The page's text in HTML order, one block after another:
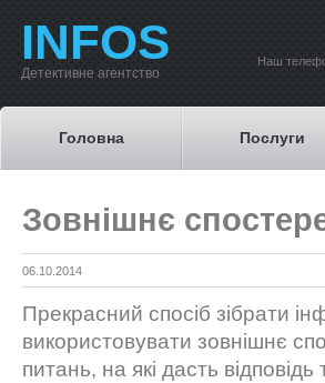
INFOS
Детективне агентство
Головна Послуги
Наш
Зовнішнє
06.10.2014
Прекрасний спосіб зібрати
використовувати зовнішнє
питань, на які дасть